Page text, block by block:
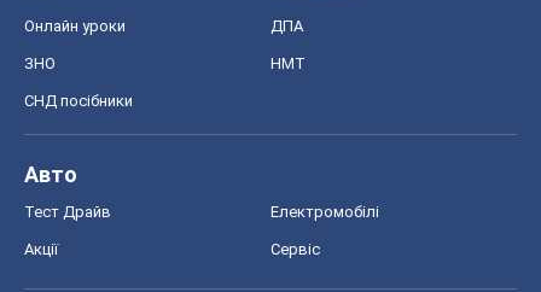
Онлайн уроки ДПА
ЗНО НМТ
СНД посібники
Авто
Тест Драйв Електромобілі
Акції Сервіс